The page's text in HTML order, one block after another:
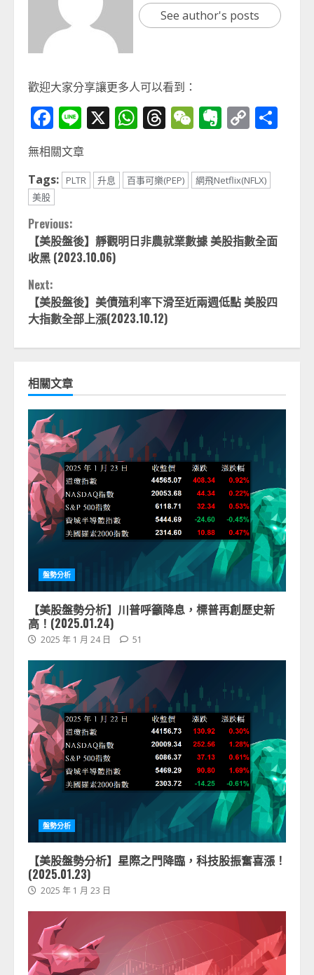
See author's posts
歡迎大家分享讓更多人可以看到：
Facebook
Line
X WhatsApp
Threads
WeChat
Evernote
Copy
無相關文章
Tags:
PLTR 升息 百事可樂(PEP)
網飛Netflix(NFLX)
美股
Continue
Reading
Previous:
【美股盤後】靜觀明日非農就業數據 美股指數全面
收黑 (2023.10.06)
Next:
【美股盤後】美債殖利率下滑至近兩週低點 美股四
大指數全部上漲(2023.10.12)
相關文章
盤勢分析
【美股盤勢分析】川普呼籲降息，標普再創歷史新
高！(2025.01.24)
2025 年 1 月 24 日 51
盤勢分析
【美股盤勢分析】星際之門降臨，科技股振奮喜漲！
(2025.01.23)
2025 年 1 月 23 日